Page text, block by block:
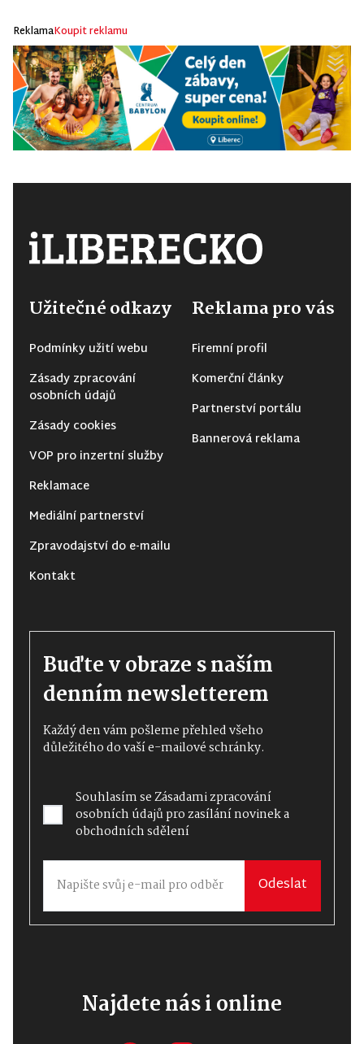
ReklamaKoupit reklamu
Užitečné odkazy
Podmínky užití webu
Zásady zpracování
osobních údajů
Zásady cookies
VOP pro inzertní služby
Reklamace
Mediální partnerství
Zpravodajství do e-mailu
Kontakt
Reklama pro vás
Firemní profil
Komerční články
Partnerství portálu
Bannerová reklama
Buďte v obraze s naším
denním newsletterem
Každý den vám pošleme přehled všeho
důležitého do vaší e-mailové schránky.
Souhlasím seZásadami zpracování
osobních údajůpro zasílání novinek a
obchodních sdělení
Odeslat
Najdete nás i online